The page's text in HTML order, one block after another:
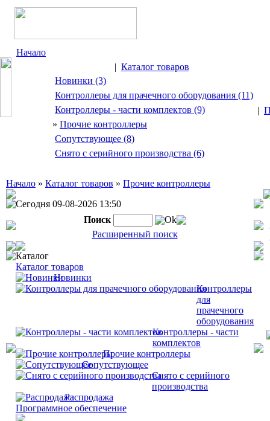
Начало
| Каталог товаров
Новинки (3)
Контроллеры для прачечного оборудования (11)
Контроллеры - части комплектов (9)
» Прочие контроллеры
Сопутствующее (8)
Снято с серийного производства (6)
|
Начало » Каталог товаров » Прочие контроллеры
Сегодня 09-08-2026 13:50
Поиск
Ok
Расширенный поиск
Каталог
Каталог товаров
Новинки
Контроллеры
для
прачечного
оборудования
Контроллеры - части
комплектов
Прочие контроллеры
Сопутствующее
Снято с серийного
производства
Распродажа
Программное обеспечение